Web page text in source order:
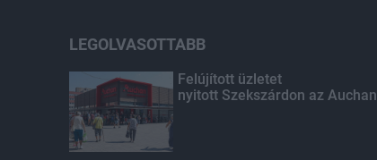
LEGOLVASOTTABB
Felújított üzletet
nyitott Szekszárdon az Auchan